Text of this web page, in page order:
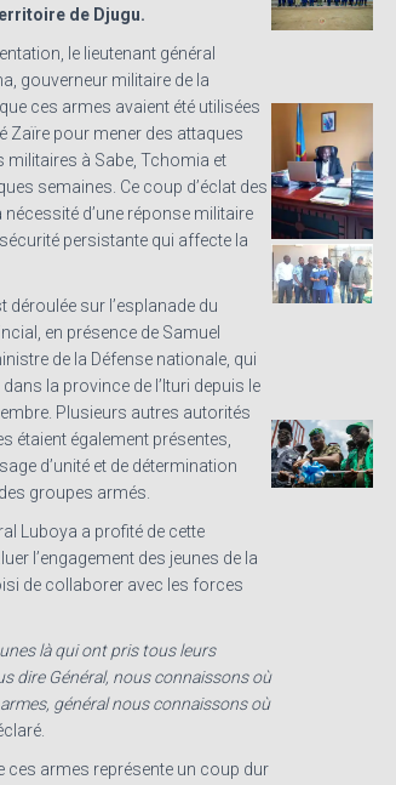
de Djugu.
le lieutenant général
gouverneur militaire de la
ces armes avaient été utilisées
Zaïre pour mener des attaques
à Sabe, Tchomia et
semaines. Ce coup d’éclat des
nécessité d’une réponse militaire
persistante qui affecte la
déroulée sur l’esplanade du
en présence de Samuel
de la Défense nationale, qui
la province de l’Ituri depuis le
Plusieurs autres autorités
étaient également présentes,
d’unité et de détermination
groupes armés.
Luboya a profité de cette
l’engagement des jeunes de la
de collaborer avec les forces
là qui ont pris tous leurs
dire Général, nous connaissons où
général nous connaissons où
ces armes représente un coup dur